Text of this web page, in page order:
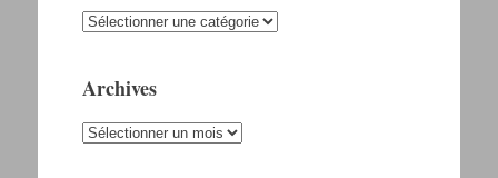
Catégories
Archives
Archives